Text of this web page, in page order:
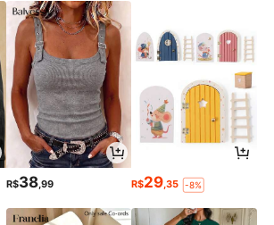
R$38,99 R$29,35 -8%